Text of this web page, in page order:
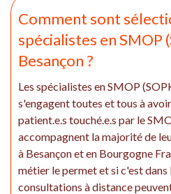
Comment sont
spécialistes en SMOP
Besançon ?
Les spécialistes en SMOP
s'engagent toutes et tous à
patient.e.s touché.e.s par le
accompagnent la majorité de
à Besançon et en Bourgogne
métier le permet et si c'est dans
consultations à distance